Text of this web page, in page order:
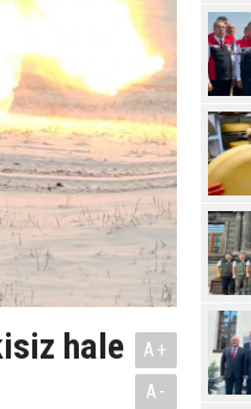
hale
A+
A-